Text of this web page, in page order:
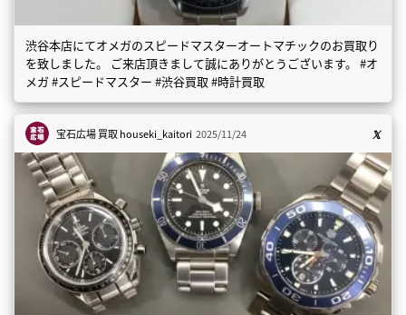
渋谷本店にてオメガのスピードマスターオートマチックのお買取り
を致しました。 ご来店頂きまして誠にありがとうございます。 #オ
メガ #スピードマスター #渋谷買取 #時計買取
宝石広場 買取houseki_kaitori 2025/11/24